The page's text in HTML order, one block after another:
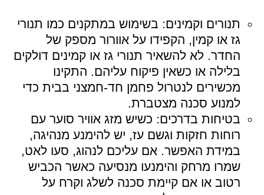
תנורים וקמינים: בשימוש במתקנים כמו תנורי
גז או קמין, הקפידו על אוורור מספק של
החדר. לא להשאיר תנורי גז או קמינים דולקים
בלילה או כשאין פיקוח עליהם. התקינו
מכשירים לנטרול פחמן חד-חמצני בבית כדי
למנוע סכנה מצטברת.
בטיחות בדרכים: כשיש מזג אוויר סוער עם
רוחות חזקות וגשם עז, יש להימנע מנהיגה,
במידת האפשר. אם עליכם לנהוג, סעו לאט,
שמרו מרחק והימנעו מנסיעה כאשר הכביש
רטוב או אם קיימת סכנה לשלג וקרח על